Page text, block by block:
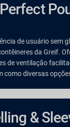
de usuário sem
da Greif.
de ventilação
como diversas
&